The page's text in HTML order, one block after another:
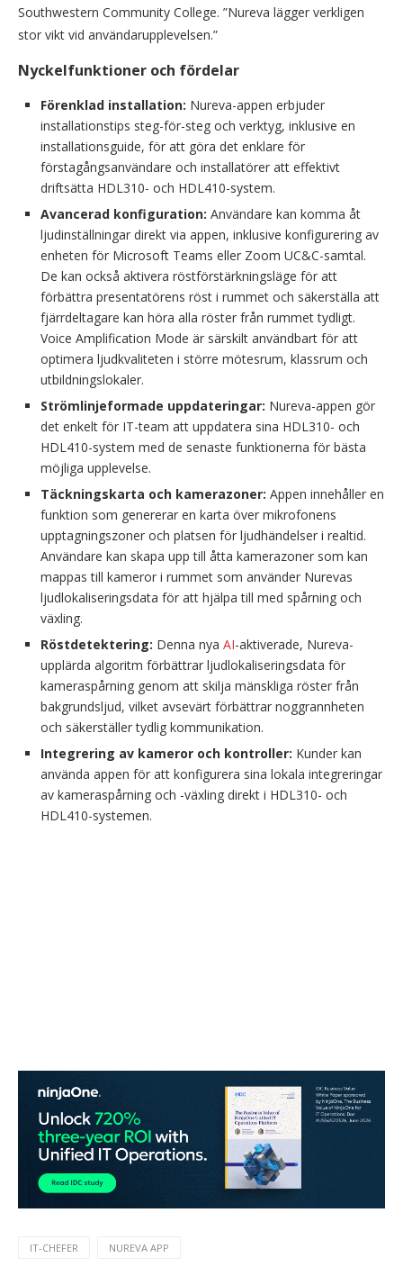
Southwestern Community College. ”Nureva lägger verkligen
stor vikt vid användarupplevelsen.”
Nyckelfunktioner och fördelar
Förenklad installation: Nureva-appen erbjuder
installationstips steg-för-steg och verktyg, inklusive en
installationsguide, för att göra det enklare för
förstagångsanvändare och installatörer att effektivt
driftsätta HDL310- och HDL410-system.
Avancerad konfiguration: Användare kan komma åt
ljudinställningar direkt via appen, inklusive konfigurering av
enheten för Microsoft Teams eller Zoom UC&C-samtal.
De kan också aktivera röstförstärkningsläge för att
förbättra presentatörens röst i rummet och säkerställa att
fjärrdeltagare kan höra alla röster från rummet tydligt.
Voice Amplification Mode är särskilt användbart för att
optimera ljudkvaliteten i större mötesrum, klassrum och
utbildningslokaler.
Strömlinjeformade uppdateringar: Nureva-appen gör
det enkelt för IT-team att uppdatera sina HDL310- och
HDL410-system med de senaste funktionerna för bästa
möjliga upplevelse.
Täckningskarta och kamerazoner: Appen innehåller en
funktion som genererar en karta över mikrofonens
upptagningszoner och platsen för ljudhändelser i realtid.
Användare kan skapa upp till åtta kamerazoner som kan
mappas till kameror i rummet som använder Nurevas
ljudlokaliseringsdata för att hjälpa till med spårning och
växling.
Röstdetektering: Denna nya AI-aktiverade, Nureva-
upplärda algoritm förbättrar ljudlokaliseringsdata för
kameraspårning genom att skilja mänskliga röster från
bakgrundsljud, vilket avsevärt förbättrar noggrannheten
och säkerställer tydlig kommunikation.
Integrering av kameror och kontroller: Kunder kan
använda appen för att konfigurera sina lokala integreringar
av kameraspårning och -växling direkt i HDL310- och
HDL410-systemen.
IT-CHEFER NUREVA APP